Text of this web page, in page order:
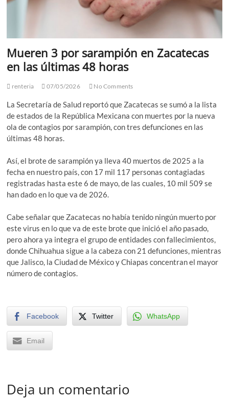
Mueren 3 por sarampión en Zacatecas
en las últimas 48 horas
renteria 07/05/2026 No Comments
La Secretaría de Salud reportó que Zacatecas se sumó a la lista
de estados de la República Mexicana con muertes por la nueva
ola de contagios por sarampión, con tres defunciones en las
últimas 48 horas.
Así, el brote de sarampión ya lleva 40 muertos de 2025 a la
fecha en nuestro país, con 17 mil 117 personas contagiadas
registradas hasta este 6 de mayo, de las cuales, 10 mil 509 se
han dado en lo que va de 2026.
Cabe señalar que Zacatecas no había tenido ningún muerto por
este virus en lo que va de este brote que inició el año pasado,
pero ahora ya integra el grupo de entidades con fallecimientos,
donde Chihuahua sigue a la cabeza con 21 defunciones, mientras
que Jalisco, la Ciudad de México y Chiapas concentran el mayor
número de contagios.
Facebook Twitter WhatsApp
Email
Deja un comentario